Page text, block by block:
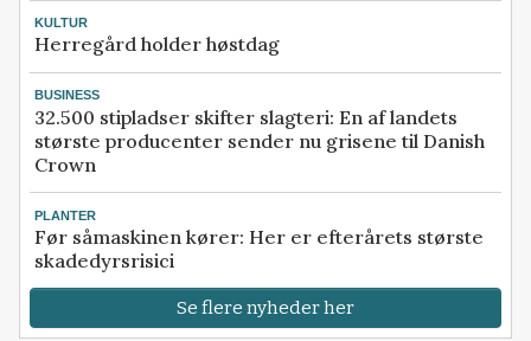
KULTUR
Herregård holder høstdag
BUSINESS
32.500 stipladser skifter slagteri: En af landets
største producenter sender nu grisene til Danish
Crown
PLANTER
Før såmaskinen kører: Her er efterårets største
skadedyrsrisici
Se flere nyheder her